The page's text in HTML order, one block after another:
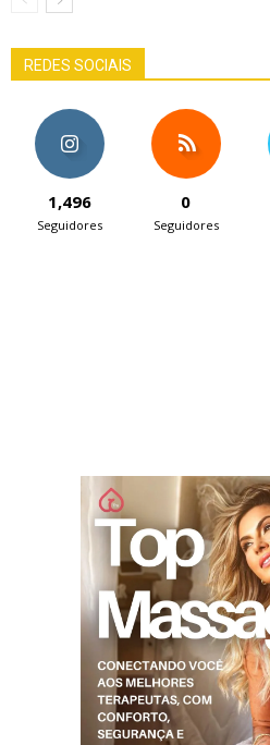
REDES SOCIAIS
1,496
Seguidores
0
Seguidores